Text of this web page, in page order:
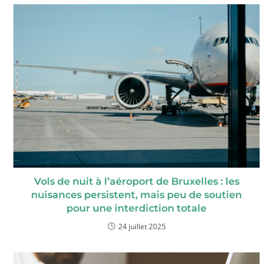
Vols de nuit à l’aéroport de Bruxelles : les
nuisances persistent, mais peu de soutien
pour une interdiction totale
24 juillet 2025